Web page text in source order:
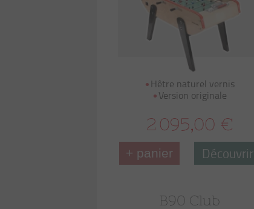
Hêtre naturel vernis
Version originale
2 095,00 €
+ panier Découvrir
B90 Club